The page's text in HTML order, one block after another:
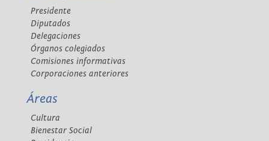
Presidente
Diputados
Delegaciones
Órganos colegiados
Comisiones informativas
Corporaciones anteriores
Áreas
Cultura
Bienestar Social